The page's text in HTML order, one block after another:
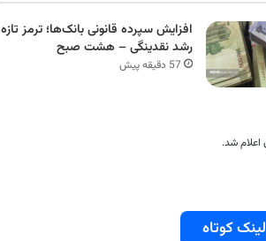
افزایش سپرده قانونی بانک‌ها؛ ترمز تازه
رشد نقدینگی – هشت صبح
57 دقیقه پیش
لینک کوتاه